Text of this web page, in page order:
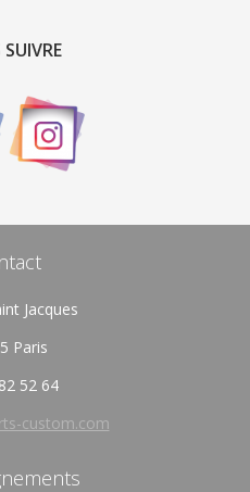
Jacques
Paris
52 64
custom.com